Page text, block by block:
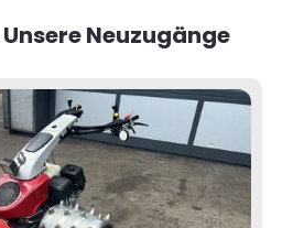
Neuzugänge